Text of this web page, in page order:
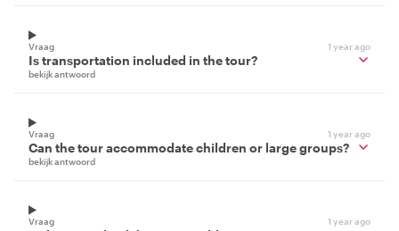
Vraag 1 year ago
Is transportation included in the tour?
bekijk antwoord
Vraag 1 year ago
Can the tour accommodate children or large groups?
bekijk antwoord
Vraag 1 year ago